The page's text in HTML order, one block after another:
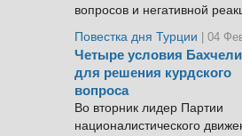
вопросов и негативной
Повестка дня Турции
| 04
Четыре условия Бахчели
для решения курдского
вопроса
Во вторник лидер Партии
националистического